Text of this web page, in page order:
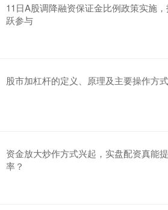
11日A股调降融资保证金比例政策实施
跃参与
股市加杠杆的定义、原理及主要操作方
资金放大炒作方式兴起，实盘配资真能
率？